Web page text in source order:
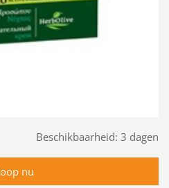
Beschikbaarheid: 3 dagen